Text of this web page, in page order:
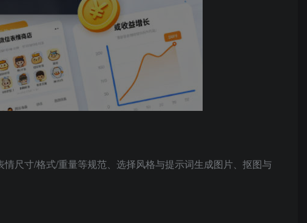
尺寸/格式/重量等规范、选择风格与提示词生成图片、抠图与